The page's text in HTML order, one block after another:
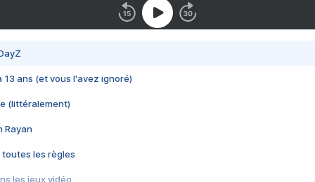
13 ans (et vous l'avez ignoré)
(littéralement)
Rayan
toutes les règles
les jeux vidéo